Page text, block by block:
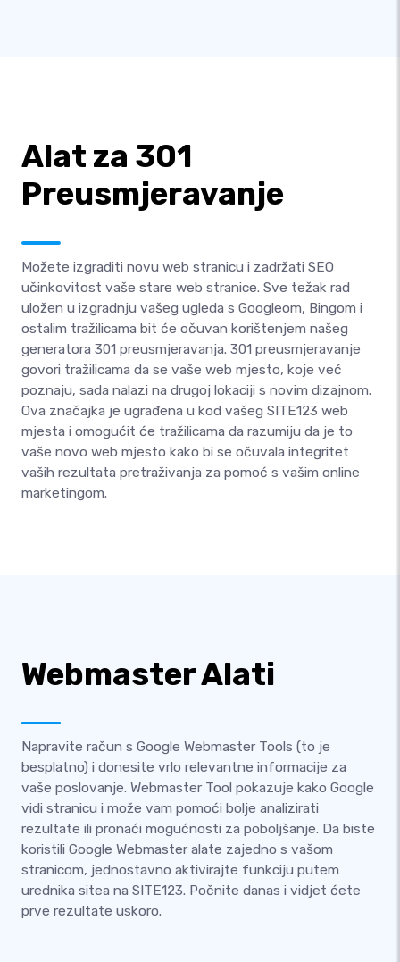
Alat za 301
Preusmjeravanje
Možete izgraditi novu web stranicu i zadržati SEO
učinkovitost vaše stare web stranice. Sve težak rad
uložen u izgradnju vašeg ugleda s Googleom, Bingom i
ostalim tražilicama bit će očuvan korištenjem našeg
generatora 301 preusmjeravanja. 301 preusmjeravanje
govori tražilicama da se vaše web mjesto, koje već
poznaju, sada nalazi na drugoj lokaciji s novim dizajnom.
Ova značajka je ugrađena u kod vašeg SITE123 web
mjesta i omogućit će tražilicama da razumiju da je to
vaše novo web mjesto kako bi se očuvala integritet
vaših rezultata pretraživanja za pomoć s vašim online
marketingom.
Webmaster Alati
Napravite račun s Google Webmaster Tools (to je
besplatno) i donesite vrlo relevantne informacije za
vaše poslovanje. Webmaster Tool pokazuje kako Google
vidi stranicu i može vam pomoći bolje analizirati
rezultate ili pronaći mogućnosti za poboljšanje. Da biste
koristili Google Webmaster alate zajedno s vašom
stranicom, jednostavno aktivirajte funkciju putem
urednika sitea na SITE123. Počnite danas i vidjet ćete
prve rezultate uskoro.